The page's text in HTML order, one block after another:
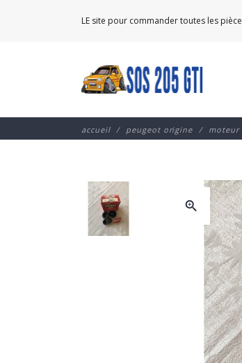
LE site pour commander toutes les
accueil peugeot origine moteur
zoom_in